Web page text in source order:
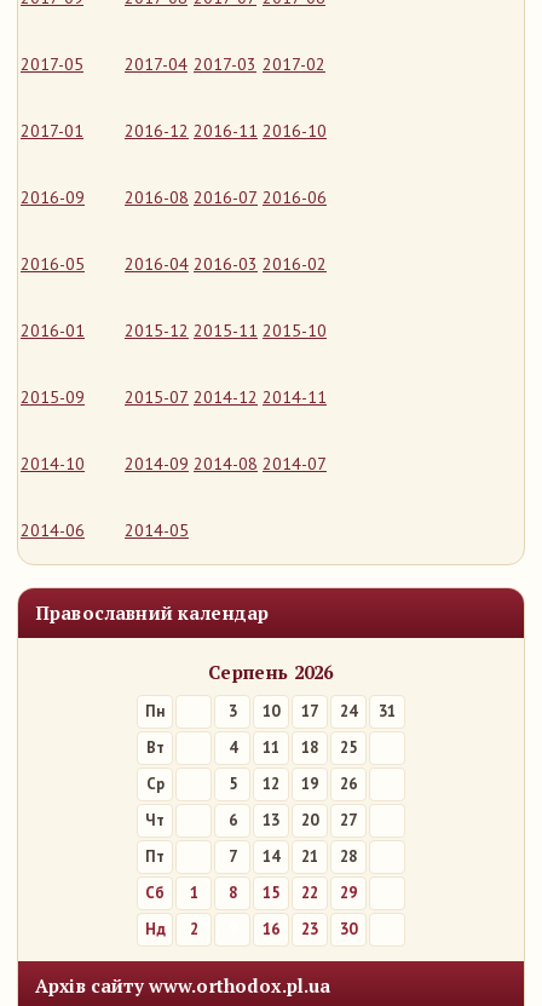
2017-05 2017-04 2017-03 2017-02
2017-01 2016-12 2016-11 2016-10
2016-09 2016-08 2016-07 2016-06
2016-05 2016-04 2016-03 2016-02
2016-01 2015-12 2015-11 2015-10
2015-09 2015-07 2014-12 2014-11
2014-10 2014-09 2014-08 2014-07
2014-06 2014-05
Православний календар
Серпень 2026
Пн 3 10 17 24
31
Вт
4 11 18
25
Ср
5 12 19
26
Чт
6 13 20
27
Пт
7 14 21
28
Сб
1 8 15 22
29
Нд
2 16 23 30
Архів сайту www.orthodox.pl.ua